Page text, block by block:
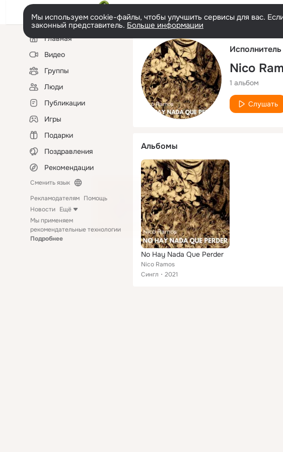
Мы используем cookie-файлы, чтобы улучшить сервисы для вас.
законный представитель. Больше информации
Левая
колонкаГлавная
Видео
Группы
Люди
Публикации
Игры
Подарки
Поздравления
Рекомендации
Сменить язык
Рекламодателям Помощь
Новости Ещё
Мы применяем
рекомендательные технологии
Подробнее
Исполнитель
Nico
1 альбом
Слушать
Альбомы
No Hay Nada Que Perder
Nico Ramos
Сингл
2021